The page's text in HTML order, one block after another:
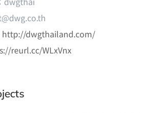
http://dwgthailand.com/
reurl.cc/WLxVnx